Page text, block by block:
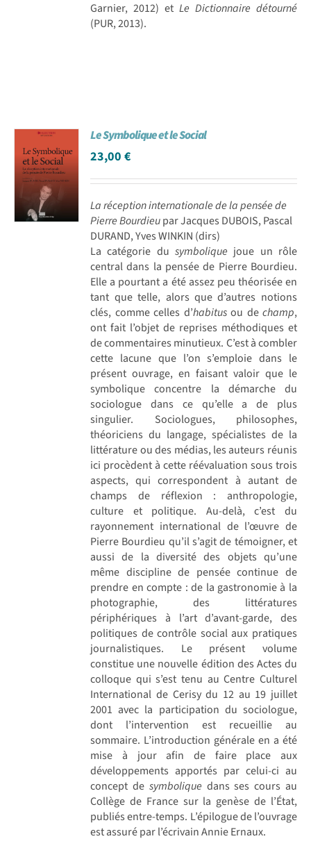
Garnier, 2012) etLe Dictionnaire détourné
(PUR, 2013).
Le Symbolique et le Social
23,00€
La réception internationale de la pensée de
Pierre Bourdieupar Jacques DUBOIS, Pascal
DURAND, Yves WINKIN (dirs)
La catégorie dusymbolique joue un rôle
central dans la pensée de Pierre Bourdieu.
Elle a pourtant a été assez peu théorisée en
tant que telle, alors que d’autres notions
clés, comme celles d’habitusou de champ,
ont fait l’objet de reprises méthodiques et
de commentaires minutieux. C’est à combler
cette lacune que l’on s’emploie dans le
présent ouvrage, en faisant valoir que le
symbolique concentre la démarche du
sociologue dans ce qu’elle a de plus
singulier. Sociologues, philosophes,
théoriciens du langage, spécialistes de la
littérature ou des médias, les auteurs réunis
ici procèdent à cette réévaluation sous trois
aspects, qui correspondent à autant de
champs de réflexion : anthropologie,
culture et politique. Au-delà, c’est du
rayonnement international de l’œuvre de
Pierre Bourdieu qu’il s’agit de témoigner, et
aussi de la diversité des objets qu’une
même discipline de pensée continue de
prendre en compte : de la gastronomie à la
photographie, des littératures
périphériques à l’art d’avant-garde, des
politiques de contrôle social aux pratiques
journalistiques. Le présent volume
constitue une nouvelle édition des Actes du
colloque qui s’est tenu au Centre Culturel
International de Cerisy du 12 au 19 juillet
2001 avec la participation du sociologue,
dont l’intervention est recueillie au
sommaire. L’introduction générale en a été
mise à jour afin de faire place aux
développements apportés par celui-ci au
concept de symbolique dans ses cours au
Collège de France sur la genèse de l’État,
publiés entre-temps. L’épilogue de l’ouvrage
est assuré par l’écrivain Annie Ernaux.